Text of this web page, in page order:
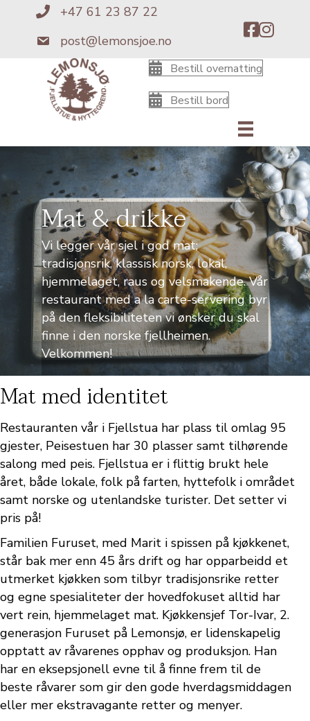
+4761238722
+47 61 23 87 22
post@lemonsjoe.no
post@lemonsjoe.no
Bestill overnatting
Bestill bord
Mat & drikke
Vi legger vår sjel i god mat;
tradisjonsrik, klassisk norsk, lokal,
hjemmelaget, raus og velsmakende. Vår
restaurant med a la carte-servering byr
på den fleksibiliteten vi ønsker du skal
finne i den norske fjellheimen.
Velkommen!
Mat med identitet
Restauranten vår i Fjellstua har plass til omlag 95
gjester, Peisestuen har 30 plasser samt tilhørende
salong med peis. Fjellstua er i flittig brukt hele
året, både lokale, folk på farten, hyttefolk i området
samt norske og utenlandske turister. Det setter vi
pris på!
Familien Furuset, med Marit i spissen på kjøkkenet,
står bak mer enn 45 års drift og har opparbeidd et
utmerket kjøkken som tilbyr tradisjonsrike retter
og egne spesialiteter der hovedfokuset alltid har
vert rein, hjemmelaget mat. Kjøkkensjef Tor-Ivar, 2.
generasjon Furuset på Lemonsjø, er lidenskapelig
opptatt av råvarenes opphav og produksjon. Han
har en eksepsjonell evne til å finne frem til de
beste råvarer som gir den gode hverdagsmiddagen
eller mer ekstravagante retter og menyer.